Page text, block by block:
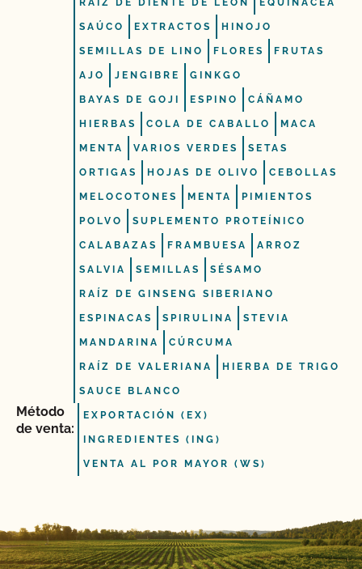
RAÍZ DE DIENTE DE LEÓN EQUINÁCEA
SAÚCO EXTRACTOS HINOJO
SEMILLAS DE LINO FLORES FRUTAS
AJO JENGIBRE GINKGO
BAYAS DE GOJI ESPINO CÁÑAMO
HIERBAS COLA DE CABALLO MACA
MENTA VARIOS VERDES SETAS
ORTIGAS HOJAS DE OLIVO CEBOLLAS
MELOCOTONES MENTA PIMIENTOS
POLVO SUPLEMENTO PROTEÍNICO
CALABAZAS FRAMBUESA ARROZ
SALVIA SEMILLAS SÉSAMO
RAÍZ DE GINSENG SIBERIANO
ESPINACAS SPIRULINA STEVIA
MANDARINA CÚRCUMA
RAÍZ DE VALERIANA HIERBA DE TRIGO
SAUCE BLANCO
Método
de venta:
EXPORTACIÓN (EX)
INGREDIENTES (ING)
VENTA AL POR MAYOR (WS)